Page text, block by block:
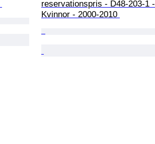
reservationspris - D48-203-1 -
Kvinnor - 2000-2010